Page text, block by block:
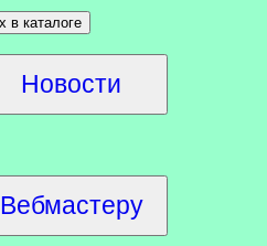
Новости
Вебмастеру